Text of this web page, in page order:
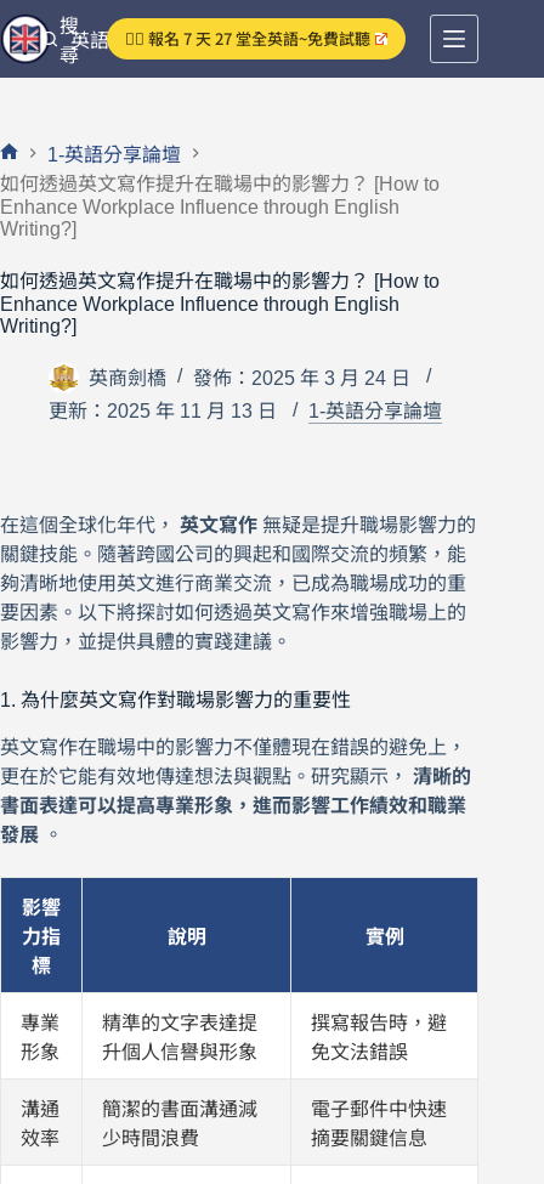
跳
至
主
容
英語分享論壇
搜
尋
👉🏻 報名 7 天 27 堂全英語~免費試聽
首
頁
1-英語分享論壇
如何透過英文寫作提升在職場中的影響力？ [How to
Enhance Workplace Influence through English
Writing?]
如何透過英文寫作提升在職場中的影響力？ [How to
Enhance Workplace Influence through English
Writing?]
英商劍橋
發佈：2025 年 3 月 24 日
更新：2025 年 11 月 13 日
1-英語分享論壇
在這個全球化年代， 英文寫作 無疑是提升職場影響力的
關鍵技能。隨著跨國公司的興起和國際交流的頻繁，能
夠清晰地使用英文進行商業交流，已成為職場成功的重
要因素。以下將探討如何透過英文寫作來增強職場上的
影響力，並提供具體的實踐建議。
1. 為什麼英文寫作對職場影響力的重要性
英文寫作在職場中的影響力不僅體現在錯誤的避免上，
更在於它能有效地傳達想法與觀點。研究顯示， 清晰的
書面表達可以提高專業形象，進而影響工作績效和職業
發展 。
影響
力指
標
說明 實例
專業
形象
精準的文字表達提
升個人信譽與形象
撰寫報告時，避
免文法錯誤
溝通
效率
簡潔的書面溝通減
少時間浪費
電子郵件中快速
摘要關鍵信息